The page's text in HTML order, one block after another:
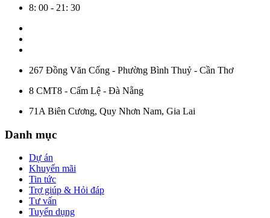
8: 00 - 21: 30
267 Đồng Văn Cống - Phường Bình Thuỷ - Cần Thơ
8 CMT8 - Cẩm Lệ - Đà Nẵng
71A Biên Cương, Quy Nhơn Nam, Gia Lai
Danh mục
Dự án
Khuyến mãi
Tin tức
Trợ giúp & Hỏi đáp
Tư vấn
Tuyển dụng